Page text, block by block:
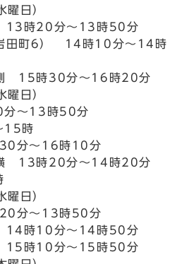
曜日）
13時20分～13時50分
田町6） 14時10分～14時
側 15時30分～16時20分
日）
～13時50分
15時
分～16時10分
横 13時20分～14時20分
曜日）
分～13時50分
14時10分～14時50分
15時10分～15時50分